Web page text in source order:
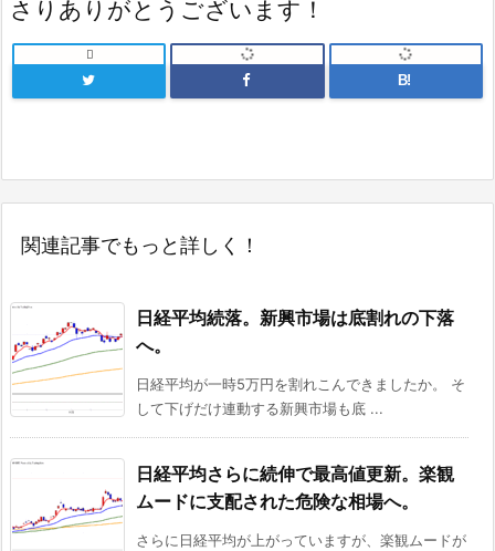
さりありがとうございます！

B!
関連記事でもっと詳しく！
日経平均続落。新興市場は底割れの下落
へ。
日経平均が一時5万円を割れこんできましたか。 そ
して下げだけ連動する新興市場も底 ...
日経平均さらに続伸で最高値更新。楽観
ムードに支配された危険な相場へ。
さらに日経平均が上がっていますが、楽観ムードが